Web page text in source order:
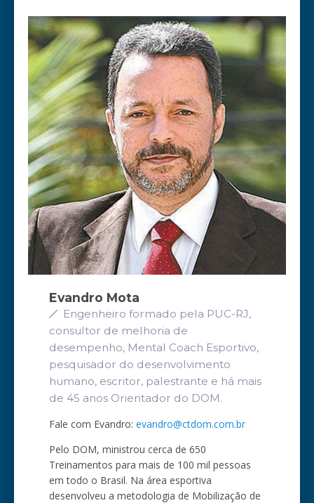
Evandro Mota
Engenheiro formado pela PUC-RJ,
consultor de melhoria de
desempenho, Mental Coach Esportivo,
pesquisador do desenvolvimento
humano, escritor, palestrante e há mais
de 45 anos Orientador do DOM.
Fale com Evandro: evandro@ctdom.com.br
Pelo DOM, ministrou cerca de 650
Treinamentos para mais de 100 mil pessoas
em todo o Brasil. Na área esportiva
desenvolveu a metodologia de Mobilização de